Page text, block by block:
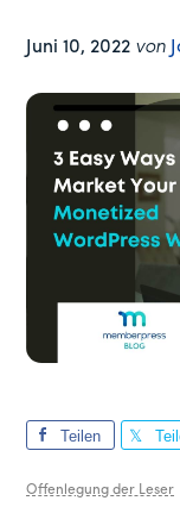
Juni 10, 2022 von
Teilen
Offenlegung der Leser